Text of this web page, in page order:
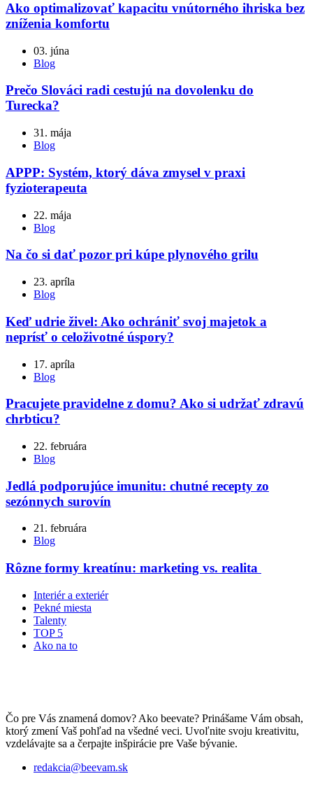
Ako optimalizovať kapacitu vnútorného ihriska bez
zníženia komfortu
03. júna
Blog
Prečo Slováci radi cestujú na dovolenku do
Turecka?
31. mája
Blog
APPP: Systém, ktorý dáva zmysel v praxi
fyzioterapeuta
22. mája
Blog
Na čo si dať pozor pri kúpe plynového grilu
23. apríla
Blog
Keď udrie živel: Ako ochrániť svoj majetok a
neprísť o celoživotné úspory?
17. apríla
Blog
Pracujete pravidelne z domu? Ako si udržať zdravú
chrbticu?
22. februára
Blog
Jedlá podporujúce imunitu: chutné recepty zo
sezónnych surovín
21. februára
Blog
Rôzne formy kreatínu: marketing vs. realita
Interiér a exteriér
Pekné miesta
Talenty
TOP 5
Ako na to
Čo pre Vás znamená domov? Ako beevate? Prinášame Vám obsah,
ktorý zmení Vaš pohľad na všedné veci. Uvoľnite svoju kreativitu,
vzdelávajte sa a čerpajte inšpirácie pre Vaše bývanie.
redakcia@beevam.sk